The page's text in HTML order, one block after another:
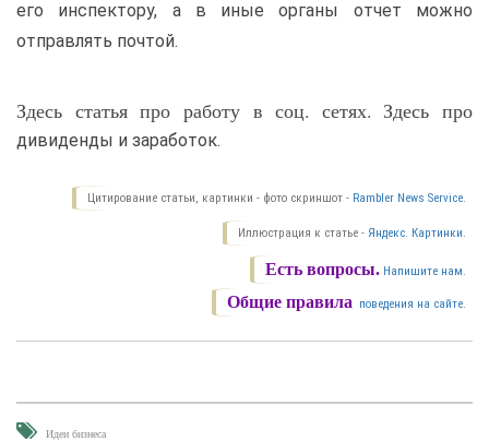
его инспектору, а в иные органы отчет можно
отправлять почтой.
Здесь статья про работу в соц. сетях. Здесь про
дивиденды и заработок.
Цитирование статьи, картинки - фото скриншот - Rambler News Service.
Иллюстрация к статье - Яндекс. Картинки.
Есть вопросы. Напишите нам.
Общие правила поведения на сайте.
Идеи бизнеса